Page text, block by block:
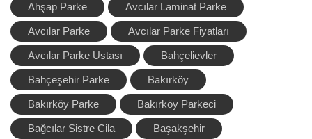
Ahşap Parke Avcılar Laminat Parke
Avcılar Parke Avcılar Parke Fiyatları
Avcılar Parke Ustası Bahçelievler
Bahçeşehir Parke Bakırköy
Bakırköy Parke Bakırköy Parkeci
Bağcılar Sistre Cila Başakşehir